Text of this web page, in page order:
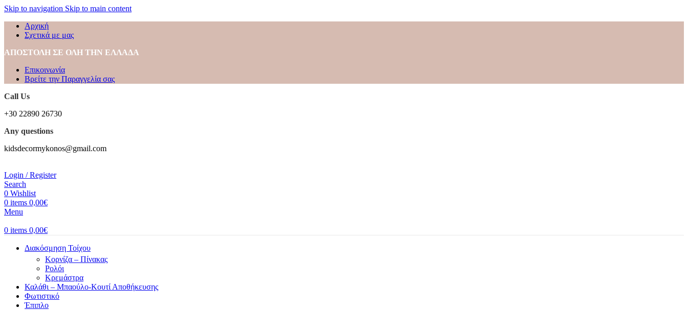
Skip to navigation Skip to main content
Αρχική
Σχετικά με μας
ΑΠΟΣΤΟΛΗ ΣΕ ΟΛΗ ΤΗΝ ΕΛΛΑΔΑ
Επικοινωνία
Βρείτε την Παραγγελία σας
Call Us
+30 22890 26730
Any questions
kidsdecormykonos@gmail.com
Login / Register
Search
0 Wishlist
0 items 0,00€
Menu
0 items 0,00€
Διακόσμηση Τοίχου
Κορνίζα – Πίνακας
Ρολόι
Κρεμάστρα
Καλάθι – Μπαούλο-Κουτί Αποθήκευσης
Φωτιστικό
Έπιπλο